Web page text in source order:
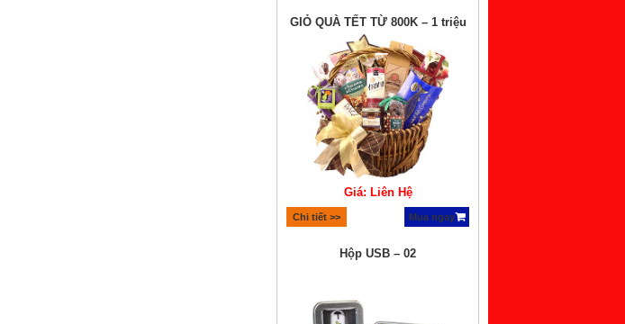
GIỎ QUÀ TẾT TỪ 800K – 1 triệu
Giá: Liên Hệ
Chi tiết >> Mua ngay
Hộp USB – 02